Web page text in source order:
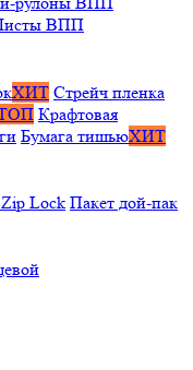
ВПП
ХИТ Стрейч пленка
Крафтовая
Бумага тишьюХИТ
Lock Пакет дой-пак